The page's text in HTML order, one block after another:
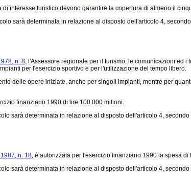
interesse turistico devono garantire la copertura di almeno il
sarà determinata in relazione al disposto dell'articolo 4,
n. 8, l'Assessore regionale per il turismo, le comunicazioni ed
per l'esercizio sportivo e per l'utilizzazione del tempo libero.
delle opere iniziate, anche per singoli impianti, mentre per
finanziario 1990 di lire 100.000 milioni.
sarà determinata in relazione al disposto dell'articolo 4, secondo
n. 18, è autorizzata per l'esercizio finanziario 1990 la spesa
sarà determinata in relazione al disposto dell'articolo 4, secondo